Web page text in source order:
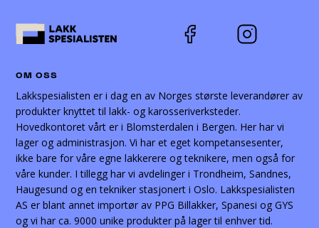
OM OSS
Lakkspesialisten er i dag en av Norges største leverandører av
produkter knyttet til lakk- og karosseriverksteder.
Hovedkontoret vårt er i Blomsterdalen i Bergen. Her har vi
lager og administrasjon. Vi har et eget kompetansesenter,
ikke bare for våre egne lakkerere og teknikere, men også for
våre kunder. I tillegg har vi avdelinger i Trondheim, Sandnes,
Haugesund og en tekniker stasjonert i Oslo. Lakkspesialisten
AS er blant annet importør av PPG Billakker, Spanesi og GYS
og vi har ca. 9000 unike produkter på lager til enhver tid.